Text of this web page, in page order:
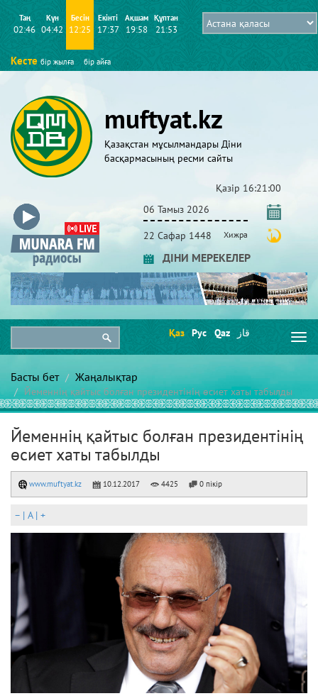
Таң
02:46
Күн
04:42
Бесін
12:25
Екінті
17:37
Ақшам
19:58
Құптан
21:53
Кесте бір жылға бір айға
muftyat.kz
Қазақстан мұсылмандары Діни
басқармасының ресми сайты
Қазір 16:21:00
06 Тамыз 2026
22 Сафар 1448 Хижра
ДІНИ МЕРЕКЕЛЕР
Қаз Рус Qaz قاز
Басты бет Жаңалықтар
Йеменнің қайтыс болған президентінің өсиет хаты табылды
Йеменнің қайтыс болған президентінің
өсиет хаты табылды
www.muftyat.kz 10.12.2017 4425 0 пікір
– | A| +